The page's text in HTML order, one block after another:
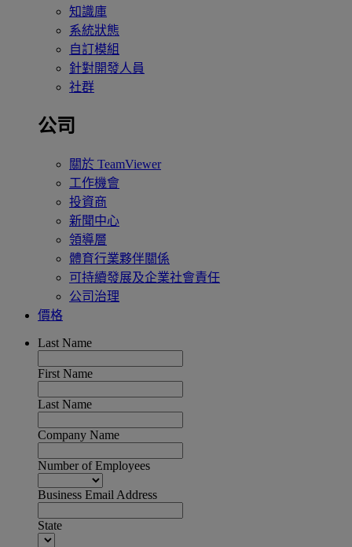
知識庫
系統狀態
自訂模組
針對開發人員
社群
公司
關於 TeamViewer
工作機會
投資商
新聞中心
領導層
體育行業夥伴關係
可持續發展及企業社會責任
公司治理
價格
Last Name
First Name
Last Name
Company Name
Number of Employees
Business Email Address
State